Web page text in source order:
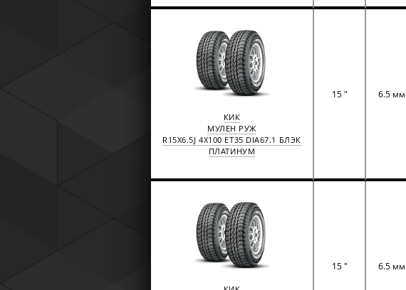
КИК
МУЛЕН РУЖ
R15X6.5J 4X100 ET35 DIA67.1 БЛЭК
ПЛАТИНУМ
15 " 6.5 мм
15 " 6.5 мм